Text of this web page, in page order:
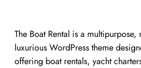
The Boat Rental is a
luxurious WordPress theme
offering boat rentals, yacht